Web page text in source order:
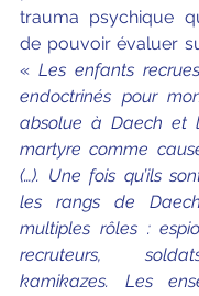
trauma psychique
de pouvoir évaluer
« Les enfants
endoctrinés pour
absolue à Daech et
martyre comme
(…). Une fois qu’ils
les rangs de
multiples rôles :
recruteurs,
kamikazes. Les